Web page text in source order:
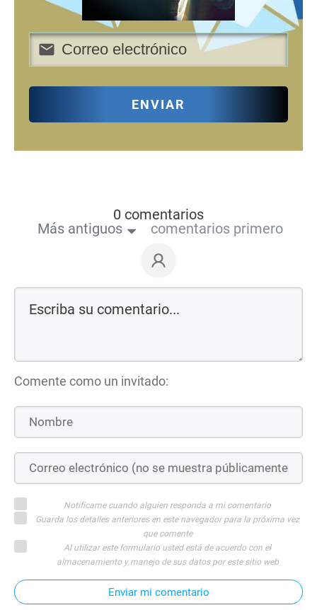
ENVIAR
0 comentarios
Más antiguos
comentarios primero
Comente como un invitado:
Notifícame cuando alguien responda a mi comentario
Guarda los detalles anteriores en este navegador para la próxima vez
que comente
Al utilizar este formulario usted está de acuerdo con el
almacenamiento y manejo de sus datos por este sitio web
Enviar mi comentario